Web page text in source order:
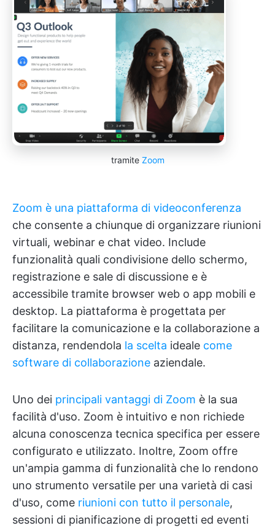
tramite Zoom
Zoom è una piattaforma di videoconferenza
che consente a chiunque di organizzare riunioni
virtuali, webinar e chat video. Include
funzionalità quali condivisione dello schermo,
registrazione e sale di discussione e è
accessibile tramite browser web o app mobili e
desktop. La piattaforma è progettata per
facilitare la comunicazione e la collaborazione a
distanza, rendendola la scelta ideale come
software di collaborazione aziendale.
Uno dei principali vantaggi di Zoom è la sua
facilità d'uso. Zoom è intuitivo e non richiede
alcuna conoscenza tecnica specifica per essere
configurato e utilizzato. Inoltre, Zoom offre
un'ampia gamma di funzionalità che lo rendono
uno strumento versatile per una varietà di casi
d'uso, come riunioni con tutto il personale,
sessioni di pianificazione di progetti ed eventi